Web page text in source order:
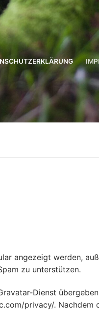
angezeigt werden,
zu unterstützen.
Dienst
privacy/. Nachdem